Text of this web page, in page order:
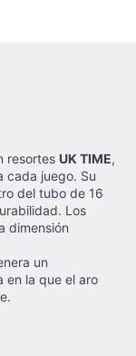
resortes UK TIME,
cada juego. Su
del tubo de 16
Los
dimensión
un
en la que el aro